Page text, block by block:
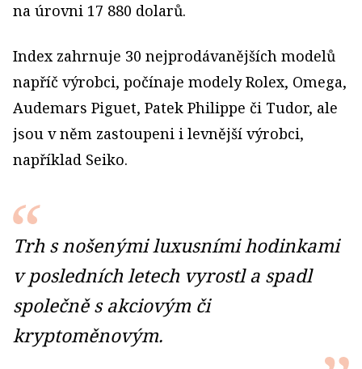
na úrovni 17 880 dolarů.
Index zahrnuje 30 nejprodávanějších modelů
napříč výrobci, počínaje modely Rolex, Omega,
Audemars Piguet, Patek Philippe či Tudor, ale
jsou v něm zastoupeni i levnější výrobci,
například Seiko.
Trh s nošenými luxusními hodinkami
v posledních letech vyrostl a spadl
společně s akciovým či
kryptoměnovým.